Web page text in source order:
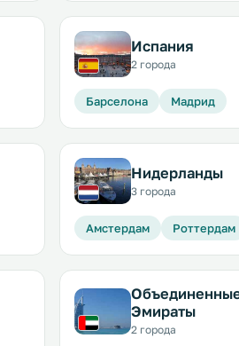
Испания
2 города
Барселона Мадрид
Нидерланды
3 города
Амстердам Роттердам
Эмираты
2 города